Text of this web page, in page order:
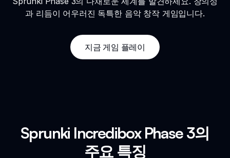
과 리듬이 어우러진 독특한 음악 창작 게임입니다.
지금 게임 플레이
Sprunki Incredibox Phase 3의
주요 특징